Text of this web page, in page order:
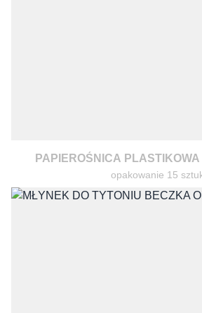
PAPIEROŚNICA
opakowanie 15